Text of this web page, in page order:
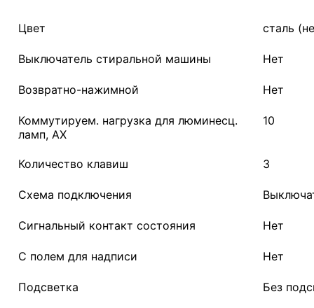
Цвет сталь
Выключатель стиральной машины Нет
Возвратно-нажимной Нет
Коммутируем. нагрузка для люминесц.
ламп, AX
10
Количество клавиш 3
Схема подключения
Сигнальный контакт состояния Нет
С полем для надписи Нет
Подсветка Без